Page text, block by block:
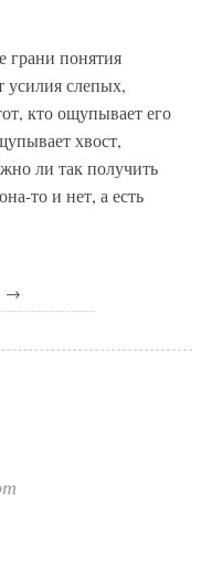
грани понятия
слепых,
кто ощупывает его
хвост,
ли так получить
то и нет, а есть
→